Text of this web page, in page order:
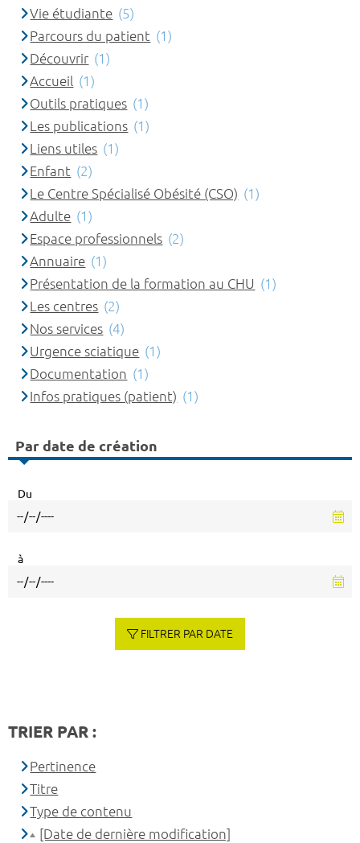
Vie étudiante (5)
Parcours du patient (1)
Découvrir (1)
Accueil (1)
Outils pratiques (1)
Les publications (1)
Liens utiles (1)
Enfant (2)
Le Centre Spécialisé Obésité (CSO) (1)
Adulte (1)
Espace professionnels (2)
Annuaire (1)
Présentation de la formation au CHU (1)
Les centres (2)
Nos services (4)
Urgence sciatique (1)
Documentation (1)
Infos pratiques (patient) (1)
Par date de création
Du
à
FILTRER PAR DATE
TRIER PAR :
Pertinence
Titre
Type de contenu
[Date de dernière modification]